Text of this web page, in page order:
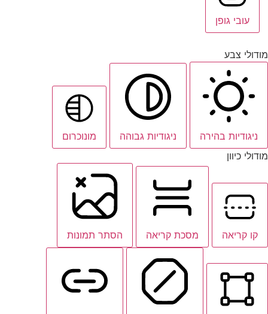
עובי גופן
מודולי צבע
ניגודיות בהירה ניגודיות גבוהה
מונוכרום
מודולי כיוון
קו קריאה מסכת קריאה הסתר תמונות